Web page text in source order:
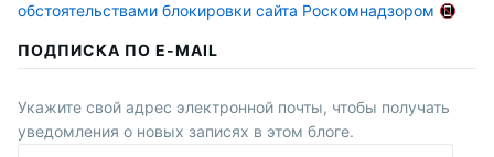
обстоятельствами блокировки сайта Роскомнадзором
ПОДПИСКА ПО E-MAIL
Укажите свой адрес электронной почты, чтобы получать
уведомления о новых записях в этом блоге.